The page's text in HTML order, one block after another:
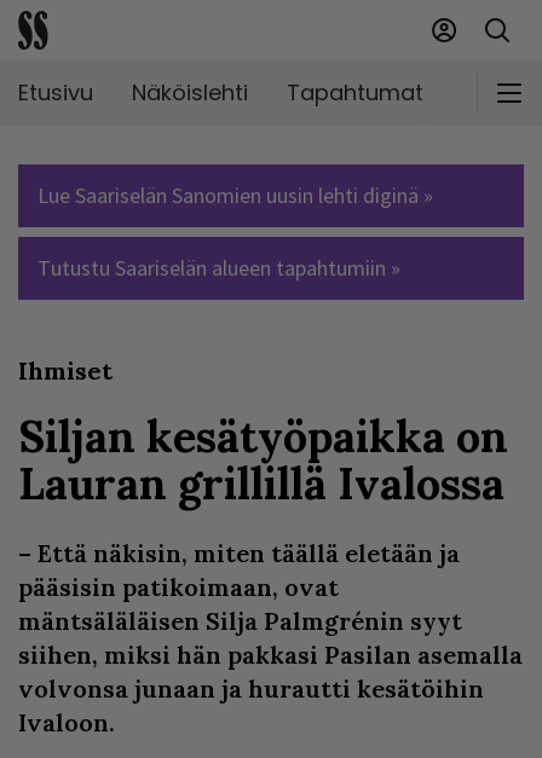
Etusivu Näköislehti Tapahtumat
Lue Saariselän Sanomien uusin lehti diginä »
Tutustu Saariselän alueen tapahtumiin »
Ihmiset
Siljan kesätyöpaikka on
Lauran grillillä Ivalossa
– Että näkisin, miten täällä eletään ja
pääsisin patikoimaan, ovat
mäntsäläläisen Silja Palmgrénin syyt
siihen, miksi hän pakkasi Pasilan asemalla
volvonsa junaan ja hurautti kesätöihin
Ivaloon.